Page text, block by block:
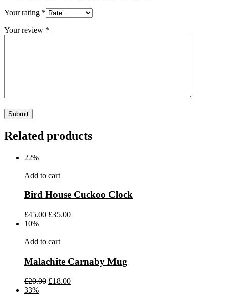
Your rating *
Your review *
Related products
22%
Add to cart
Bird House Cuckoo Clock
£45.00 £35.00
10%
Add to cart
Malachite Carnaby Mug
£20.00 £18.00
33%